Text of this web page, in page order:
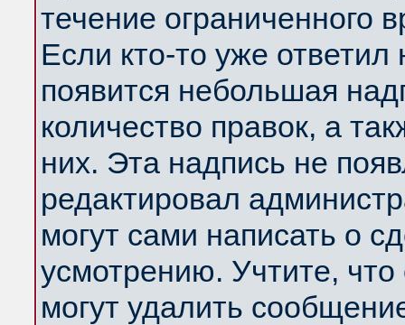
течение ограниченного
Если кто-то уже
появится небольшая
количество правок, а
них. Эта надпись не
редактировал
могут сами написать о
усмотрению. Учтите,
могут удалить